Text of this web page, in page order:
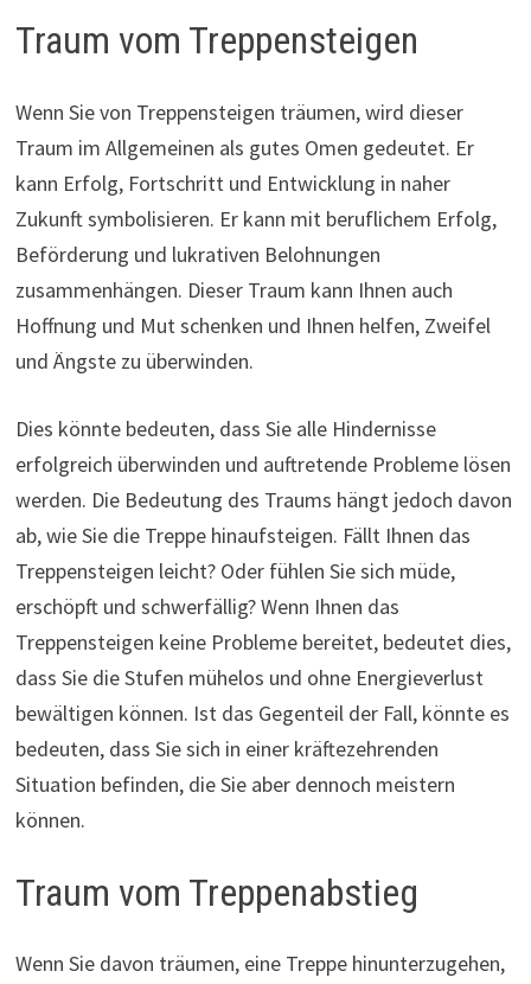
Traum vom Treppensteigen
Wenn Sie von Treppensteigen träumen, wird dieser
Traum im Allgemeinen als gutes Omen gedeutet. Er
kann Erfolg, Fortschritt und Entwicklung in naher
Zukunft symbolisieren. Er kann mit beruflichem Erfolg,
Beförderung und lukrativen Belohnungen
zusammenhängen. Dieser Traum kann Ihnen auch
Hoffnung und Mut schenken und Ihnen helfen, Zweifel
und Ängste zu überwinden.
Dies könnte bedeuten, dass Sie alle Hindernisse
erfolgreich überwinden und auftretende Probleme lösen
werden. Die Bedeutung des Traums hängt jedoch davon
ab, wie Sie die Treppe hinaufsteigen. Fällt Ihnen das
Treppensteigen leicht? Oder fühlen Sie sich müde,
erschöpft und schwerfällig? Wenn Ihnen das
Treppensteigen keine Probleme bereitet, bedeutet dies,
dass Sie die Stufen mühelos und ohne Energieverlust
bewältigen können. Ist das Gegenteil der Fall, könnte es
bedeuten, dass Sie sich in einer kräftezehrenden
Situation befinden, die Sie aber dennoch meistern
können.
Traum vom Treppenabstieg
Wenn Sie davon träumen, eine Treppe hinunterzugehen,